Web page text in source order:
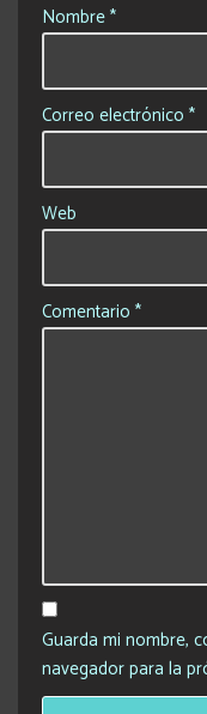
Nombre*
Correo electrónico *
Web
Comentario *
Guarda mi nombre,
navegador para la